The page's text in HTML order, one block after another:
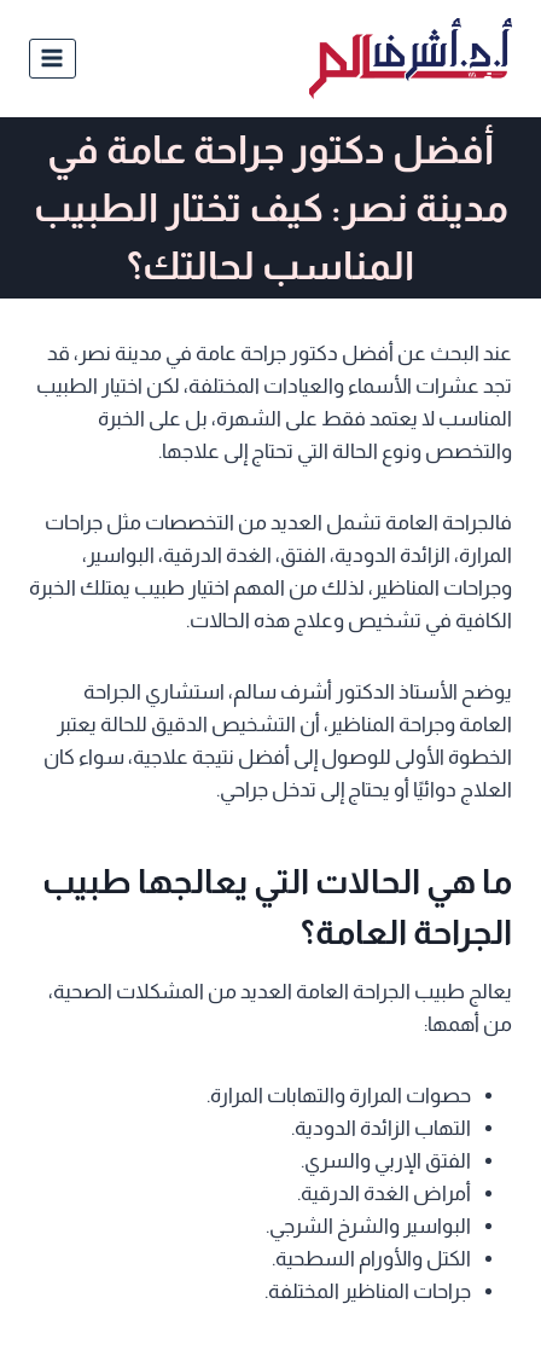
أفضل دكتور جراحة عامة في
مدينة نصر: كيف تختار الطبيب
المناسب لحالتك؟
عند البحث عن أفضل دكتور جراحة عامة في مدينة نصر، قد
تجد عشرات الأسماء والعيادات المختلفة، لكن اختيار الطبيب
المناسب لا يعتمد فقط على الشهرة، بل على الخبرة
والتخصص ونوع الحالة التي تحتاج إلى علاجها.
فالجراحة العامة تشمل العديد من التخصصات مثل جراحات
المرارة، الزائدة الدودية، الفتق، الغدة الدرقية، البواسير،
وجراحات المناظير، لذلك من المهم اختيار طبيب يمتلك الخبرة
الكافية في تشخيص وعلاج هذه الحالات.
يوضح الأستاذ الدكتور أشرف سالم، استشاري الجراحة
العامة وجراحة المناظير، أن التشخيص الدقيق للحالة يعتبر
الخطوة الأولى للوصول إلى أفضل نتيجة علاجية، سواء كان
العلاج دوائيًا أو يحتاج إلى تدخل جراحي.
ما هي الحالات التي يعالجها طبيب
الجراحة العامة؟
يعالج طبيب الجراحة العامة العديد من المشكلات الصحية،
من أهمها:
حصوات المرارة والتهابات المرارة.
التهاب الزائدة الدودية.
الفتق الإربي والسري.
أمراض الغدة الدرقية.
البواسير والشرخ الشرجي.
الكتل والأورام السطحية.
جراحات المناظير المختلفة.